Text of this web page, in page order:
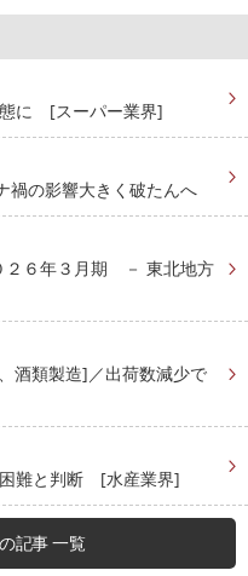
態に [スーパー業界]
の影響大きく破たんへ
２６年３月期 － 東北地方
酒類製造]／出荷数減少で
困難と判断 [水産業界]
記事 一覧